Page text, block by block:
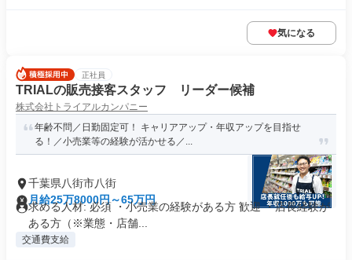
気になる
正社員
TRIALの販売接客スタッフ リーダー候補
株式会社トライアルカンパニー
年齢不問／日勤固定可！ キャリアアップ・年収アップを目指せ
る！／小売業等の経験が活かせる／...
千葉県八街市八街
月給25万8000円～65万円
求める人材: 必須 ・小売業の経験がある方 歓迎 ・店長経験が
ある方（※業態・店舗...
交通費支給